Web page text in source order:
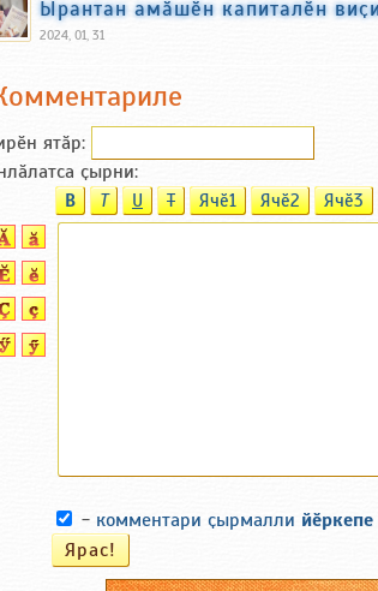
Ырантан амӑшӗн капиталӗн
2024, 01, 31
ятӑp:
ҫырни:
B T U T Ячӗ1 Ячӗ2 Ячӗ3
- комментари ҫырмалли йӗркепе